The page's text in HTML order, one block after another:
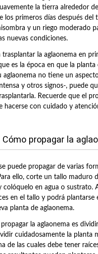
la tierra alrededor
los primeros días después del
y un riego moderado
nuevas condiciones.
trasplantar la aglaonema en
es la época en que la
aglaonema no tiene un
y otros signos-, puede
Recuerde que el
hacerse con cuidado y
Cómo propagar la
puede propagar de varias
ello, corte un tallo maduro
colóquelo en agua o sustrato.
en el tallo y podrá plantarse
planta de aglaonema.
la aglaonema es
cuidadosamente la planta
de las cuales debe tener